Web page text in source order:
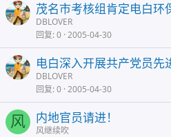
茂名市考核组肯定电白环
DBLOVER
回复 0 2005-04-30
电白深入开展共产党员先
DBLOVER
回复 0 2005-04-30
风 内地官员请进！
风继续吹